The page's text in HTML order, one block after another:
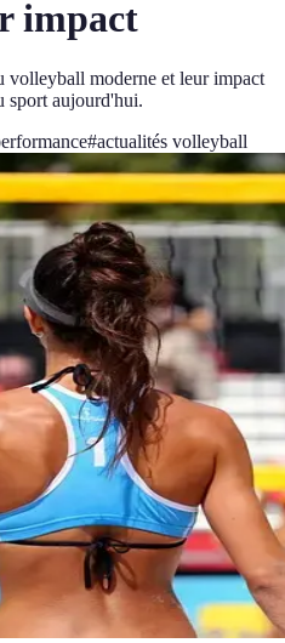
impact
volleyball moderne et leur impact
sport aujourd'hui.
#actualités volleyball